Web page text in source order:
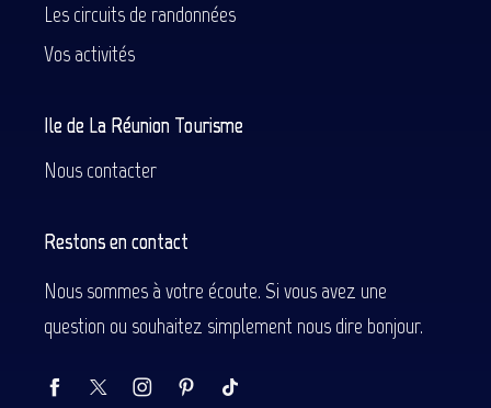
Les circuits de randonnées
Vos activités
Ile de La Réunion Tourisme
Nous contacter
Restons en contact
Nous sommes à votre écoute. Si vous avez une
question ou souhaitez simplement nous dire bonjour.